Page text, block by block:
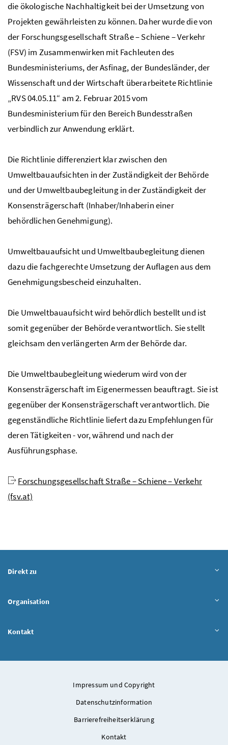
die ökologische Nachhaltigkeit bei der Umsetzung von
Projekten gewährleisten zu können. Daher wurde die von
der Forschungsgesellschaft Straße – Schiene – Verkehr
(FSV) im Zusammenwirken mit Fachleuten des
Bundesministeriums, der Asfinag, der Bundesländer, der
Wissenschaft und der Wirtschaft überarbeitete Richtlinie
„RVS 04.05.11“ am 2. Februar 2015 vom
Bundesministerium für den Bereich Bundesstraßen
verbindlich zur Anwendung erklärt.
Die Richtlinie differenziert klar zwischen den
Umweltbauaufsichten in der Zuständigkeit der Behörde
und der Umweltbaubegleitung in der Zuständigkeit der
Konsensträgerschaft (Inhaber/Inhaberin einer
behördlichen Genehmigung).
Umweltbauaufsicht und Umweltbaubegleitung dienen
dazu die fachgerechte Umsetzung der Auflagen aus dem
Genehmigungsbescheid einzuhalten.
Die Umweltbauaufsicht wird behördlich bestellt und ist
somit gegenüber der Behörde verantwortlich. Sie stellt
gleichsam den verlängerten Arm der Behörde dar.
Die Umweltbaubegleitung wiederum wird von der
Konsensträgerschaft im Eigenermessen beauftragt. Sie ist
gegenüber der Konsensträgerschaft verantwortlich. Die
gegenständliche Richtlinie liefert dazu Empfehlungen für
deren Tätigkeiten - vor, während und nach der
Ausführungsphase.
Forschungsgesellschaft Straße – Schiene – Verkehr
(fsv.at)
Direkt zu
Organisation
Kontakt
Impressum und Copyright
Datenschutzinformation
Barrierefreiheitserklärung
Kontakt